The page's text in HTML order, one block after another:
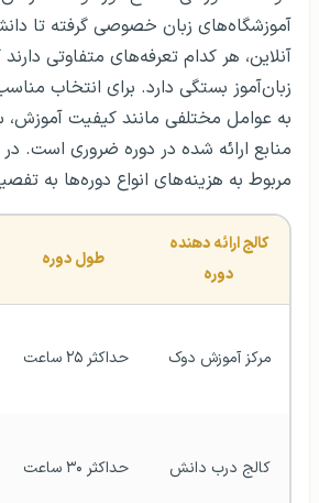
آموزشگاه‌های زبان خصوصی گرفته تا
آنلاین، هر کدام تعرفه‌های متفاوتی
زبان‌آموز بستگی دارد. برای انتخاب
به عوامل مختلفی مانند کیفیت
منابع ارائه شده در دوره ضروری است.
مربوط به هزینه‌های انواع دوره‌ها به
دوره
طول دوره
مرکز آموزش دوک حداکثر ۲۵ ساعت
کالج درب دانش حداکثر ۳۰ ساعت